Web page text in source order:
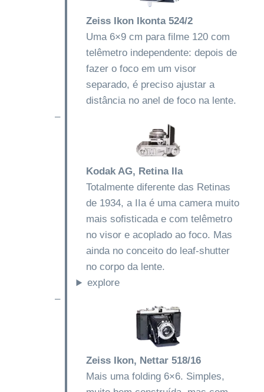
Zeiss Ikon Ikonta 524/2
Uma 6×9 cm para filme 120 com
telêmetro independente: depois de
fazer o foco em um visor
separado, é preciso ajustar a
distância no anel de foco na lente.
–
Kodak AG, Retina IIa
Totalmente diferente das Retinas
de 1934, a IIa é uma camera muito
mais sofisticada e com telêmetro
no visor e acoplado ao foco. Mas
ainda no conceito do leaf-shutter
no corpo da lente.
explore
–
Zeiss Ikon, Nettar 518/16
Mais uma folding 6×6. Simples,